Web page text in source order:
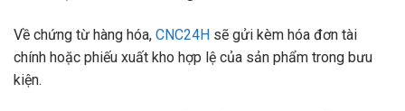
Về chứng từ hàng hóa, CNC24H sẽ gửi kèm hóa đơn tài
chính hoặc phiếu xuất kho hợp lệ của sản phẩm trong bưu
kiện.